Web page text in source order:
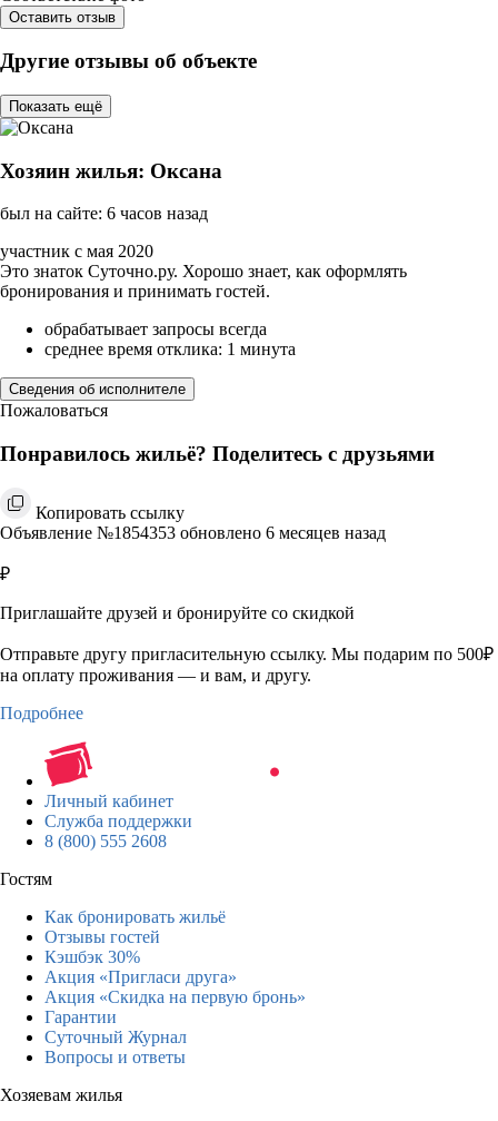
Оставить отзыв
Другие отзывы об объекте
Показать ещё
Хозяин жилья: Оксана
был на сайте: 6 часов назад
участник с мая 2020
Это знаток Суточно.ру. Хорошо знает, как оформлять
бронирования и принимать гостей.
обрабатывает запросы всегда
среднее время отклика: 1 минута
Сведения об исполнителе
Пожаловаться
Понравилось жильё? Поделитесь с друзьями
Копировать ссылку
Объявление №1854353 обновлено 6 месяцев назад
₽
Приглашайте друзей и бронируйте со скидкой
Отправьте другу пригласительную ссылку. Мы подарим по 500₽
на оплату проживания — и вам, и другу.
Подробнее
Личный кабинет
Служба поддержки
8 (800) 555 2608
Гостям
Как бронировать жильё
Отзывы гостей
Кэшбэк 30%
Акция «Пригласи друга»
Акция «Скидка на первую бронь»
Гарантии
Суточный Журнал
Вопросы и ответы
Хозяевам жилья